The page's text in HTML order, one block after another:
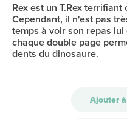
Rex est un T.Rex
Cependant, il n'est pas
temps à voir son repas
chaque double page
dents du dinosaure.
Ajouter